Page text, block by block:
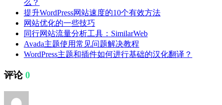
么？
提升WordPress网站速度的10个有效方法
网站优化的一些技巧
同行网站流量分析工具：SimilarWeb
Avada主题使用常见问题解决教程
WordPress主题和插件如何进行基础的汉化翻译？
评论0